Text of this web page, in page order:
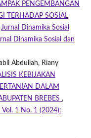
PENGEMBANGAN
TERHADAP SOSIAL
Jurnal Dinamika Sosial
Dinamika Sosial dan
Abdullah, Riany
KEBIJAKAN
DALAM
BREBES ,
Vol. 1 No. 1 (2024):